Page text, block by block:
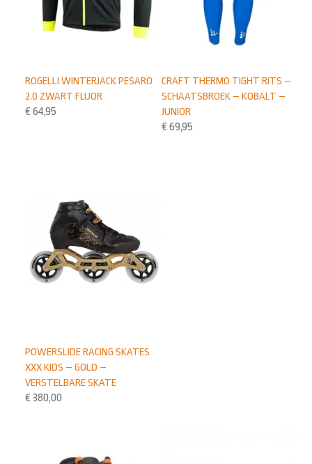
CRAFT THERMO TIGHT RITS –
SCHAATSBROEK – KOBALT –
JUNIOR
€ 69,95
ROGELLI WINTERJACK PESARO
2.0 ZWART FLUOR
€ 64,95
POWERSLIDE RACING SKATES
XXX KIDS – GOLD –
VERSTELBARE SKATE
€ 380,00